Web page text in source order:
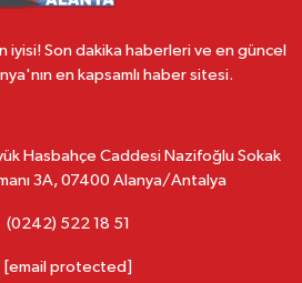
iyisi! Son dakika haberleri ve en güncel
en kapsamlı haber sitesi.
Hasbahçe Caddesi Nazifoğlu Sokak
3A, 07400 Alanya/Antalya
(0242) 522 18 51
[email protected]